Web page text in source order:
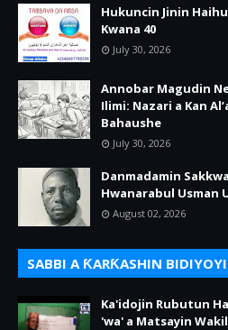
Hukuncin Jinin
Kwana 40
July 30, 2026
Annobar Magudin
Ilimi: Nazari a Kan
Bahaushe
July 30, 2026
Danmadamin
Hwanarabul Usman
August 02, 2026
SABBI A ƘARƘASHIN BIDIYOYI
Ka'idojin Rubutun
'wa' a Matsayin